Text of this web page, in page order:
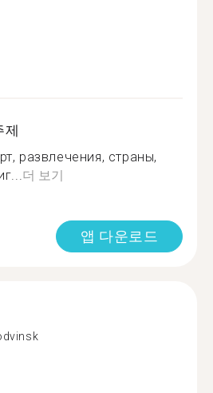
제
развлечения, страны,
더 보기
앱 다운로드